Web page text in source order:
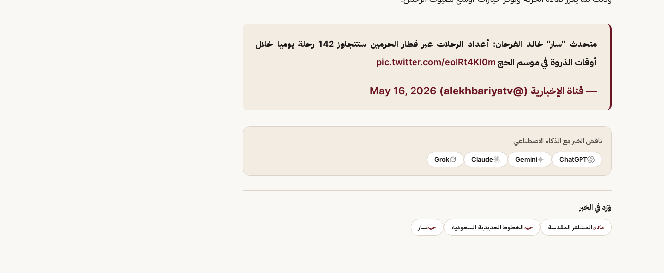
متحدث "سار" خالد الفرحان: أعداد الرحلات عبر قطار الحرمين ستتجاوز 142 رحلة يوميا خلال
أوقات الذروة في موسم الحج pic.twitter.com/eolRt4KI0m
— قناة الإخبارية (@alekhbariyatv) May 16, 2026
ناقش الخبر مع الذكاء الاصطناعي
ChatGPT
Gemini
Claude
Grok
وَرَد في الخبر
مكانالمشاعر المقدسة جهةالخطوط الحديدية السعودية جهةسار